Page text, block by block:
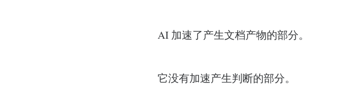
AI 加速了产生文档产物的部分。
它没有加速产生判断的部分。